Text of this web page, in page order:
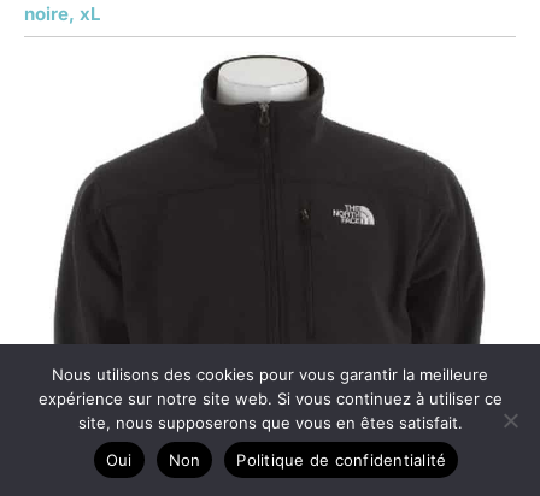
noire, xL
Nous utilisons des cookies pour vous garantir la meilleure
expérience sur notre site web. Si vous continuez à utiliser ce
site, nous supposerons que vous en êtes satisfait.
Oui
Non Politique de confidentialité